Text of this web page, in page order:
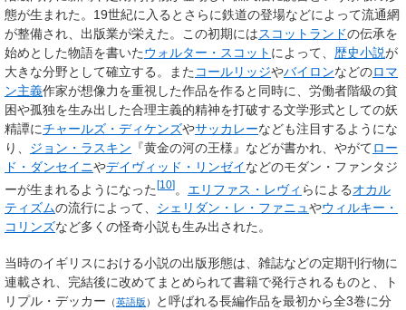
態が生まれた。19世紀に入るとさらに鉄道の登場などによって流通網
が整備され、出版業が栄えた。この初期にはスコットランドの伝承を
始めとした物語を書いたウォルター・スコット によって、 歴史小説が
大きな分野として確立する。また コールリッジやバイロンなどのロマ
ン主義作家が想像力を重視した作品を作ると同時に、労働者階級の貧
困や孤独を生み出した合理主義的精神を打破する文学形式としての妖
精譚にチャールズ・ディケンズやサッカレーなども注目するようにな
り、 ジョン・ラスキン 『黄金の河の王様』などが書かれ、やがてロー
ド・ダンセイニやデイヴィッド・リンゼイなどのモダン・ファンタジ
ーが生まれるようになった[10]。 エリファス・レヴィ らによるオカル
ティズムの流行によって、 シェリダン・レ・ファニュやウィルキー・
コリンズなど多くの怪奇小説も生み出された。
当時のイギリスにおける小説の出版形態は、雑誌などの定期刊行物に
連載され、完結後に改めてまとめられて書籍で発行されるものと、
ト
リプル・デッカー （英語版 ）
と呼ばれる長編作品を最初から全3巻に分